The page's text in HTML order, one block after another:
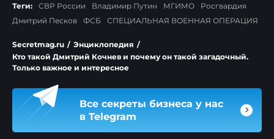
Теги: СВР России Владимир Путин МГИМО
Росгвардия
Дмитрий Песков
ФСБ СПЕЦИАЛЬНАЯ ВОЕННАЯ ОПЕРАЦИЯ
Secretmag.ru / Энциклопедия /
Кто такой Дмитрий Кочнев и почему он такой загадочный.
Только важное и интересное
Все секреты бизнеса у нас
в Telegram